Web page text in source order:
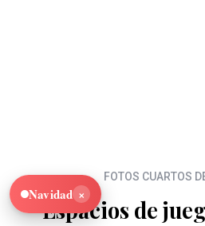
FOTOS CUARTOS
Espacios de
Navidad ×